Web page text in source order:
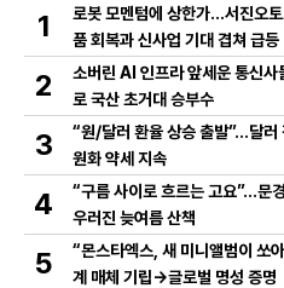
1
로봇 모멘텀에 상한가…서진오
품 회복과 신사업 기대 겹쳐 급등
2
소버린 AI 인프라 앞세운 통신
로 국산 초거대 승부수
3
“원/달러 환율 상승 출발”…달러
원화 약세 지속
4
“구름 사이로 흐르는 고요”…문
우러진 늦여름 산책
5
“몬스타엑스, 새 미니앨범이 쏘
계 매체 기립→글로벌 명성 증명